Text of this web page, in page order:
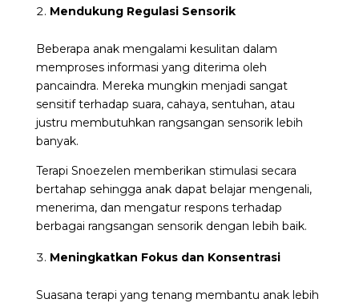
Mendukung Regulasi Sensorik
Beberapa anak mengalami kesulitan dalam
memproses informasi yang diterima oleh
pancaindra. Mereka mungkin menjadi sangat
sensitif terhadap suara, cahaya, sentuhan, atau
justru membutuhkan rangsangan sensorik lebih
banyak.
Terapi Snoezelen memberikan stimulasi secara
bertahap sehingga anak dapat belajar mengenali,
menerima, dan mengatur respons terhadap
berbagai rangsangan sensorik dengan lebih baik.
Meningkatkan Fokus dan Konsentrasi
Suasana terapi yang tenang membantu anak lebih